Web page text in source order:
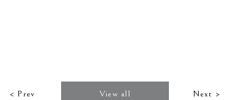
< Prev View all Next >